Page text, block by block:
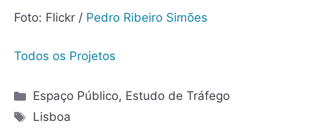
Foto: Flickr / Pedro Ribeiro Simões
Todos os Projetos
Espaço Público, Estudo de Tráfego
Lisboa